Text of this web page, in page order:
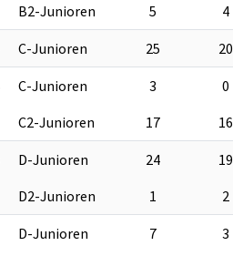
B2-Junioren
5 4
C-Junioren 25 20
C-Junioren 3 0
C2-Junioren
17 16
D-Junioren 24 19
D2-Junioren
1 2
D-Junioren 7 3